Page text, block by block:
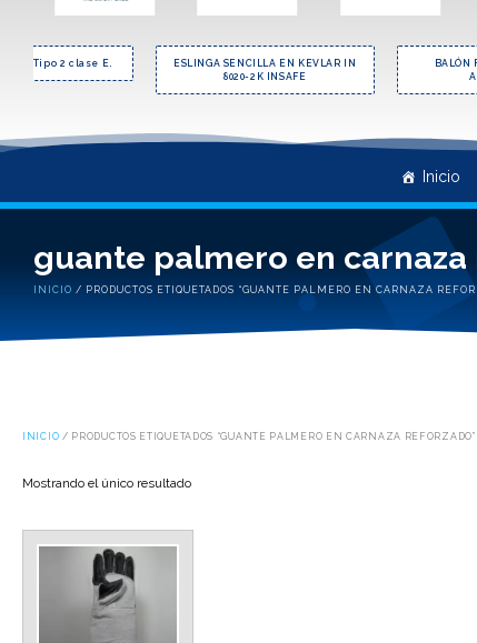
Tipo 2 clase E.
ESLINGA SENCILLA EN KEVLAR IN
8020-2K INSAFE
BALÓN
Inicio
guante palmero en
INICIO / PRODUCTOS ETIQUETADOS “GUANTE PALMERO EN CARNAZA
INICIO / PRODUCTOS ETIQUETADOS “GUANTE PALMERO EN CARNAZA REFORZADO”
Mostrando el único resultado